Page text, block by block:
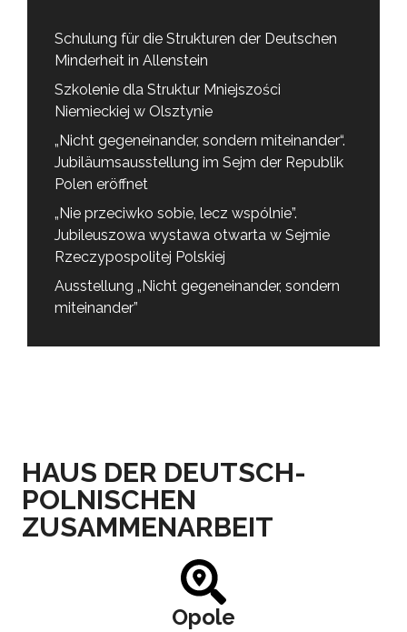
Schulung für die Strukturen der Deutschen
Minderheit in Allenstein
Szkolenie dla Struktur Mniejszości
Niemieckiej w Olsztynie
„Nicht gegeneinander, sondern miteinander“.
Jubiläumsausstellung im Sejm der Republik
Polen eröffnet
„Nie przeciwko sobie, lecz wspólnie”.
Jubileuszowa wystawa otwarta w Sejmie
Rzeczypospolitej Polskiej
Ausstellung „Nicht gegeneinander, sondern
miteinander”
HAUS DER DEUTSCH-
POLNISCHEN
ZUSAMMENARBEIT
Opole